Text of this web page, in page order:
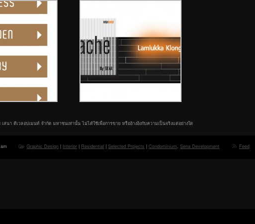
เสนา ดีเวลอปเมนท์ จำกัด มหาชนเท่านั้น ไม่ได้ใช้เพื่อการขาย หรืออ้างอิงกับความเป็นจริงแต่อย่างใด
Graphic Design | Interior | Residential |Selected Projects |Condominium ,Sena Development Feed